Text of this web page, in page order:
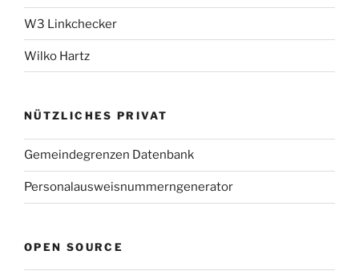
W3 Linkchecker
Wilko Hartz
NÜTZLICHES PRIVAT
Gemeindegrenzen Datenbank
Personalausweisnummerngenerator
OPEN SOURCE